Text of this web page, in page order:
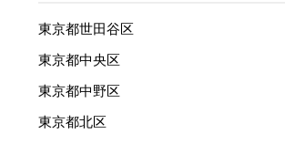
東京都世田谷区
東京都中央区
東京都中野区
東京都北区